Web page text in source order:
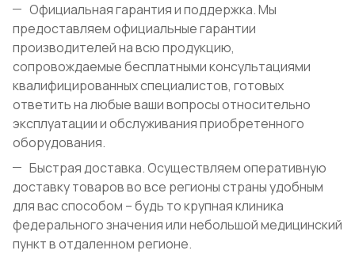
Официальная гарантия и поддержка. Мы
предоставляем официальные гарантии
производителей на всю продукцию,
сопровождаемые бесплатными консультациями
квалифицированных специалистов, готовых
ответить на любые ваши вопросы относительно
эксплуатации и обслуживания приобретенного
оборудования.
Быстрая доставка. Осуществляем оперативную
доставку товаров во все регионы страны удобным
для вас способом – будь то крупная клиника
федерального значения или небольшой медицинский
пункт в отдаленном регионе.